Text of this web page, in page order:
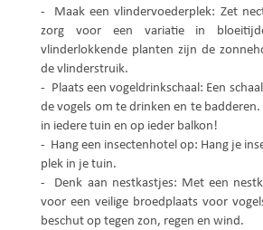
- Maak een vlindervoederplek: Zet
zorg voor een variatie in
vlinderlokkende planten zijn de
de vlinderstruik.
- Plaats een vogeldrinkschaal: Een
de vogels om te drinken en te
in iedere tuin en op ieder balkon!
- Hang een insectenhotel op: Hang je
plek in je tuin.
- Denk aan nestkastjes: Met een
voor een veilige broedplaats voor
beschut op tegen zon, regen en wind.